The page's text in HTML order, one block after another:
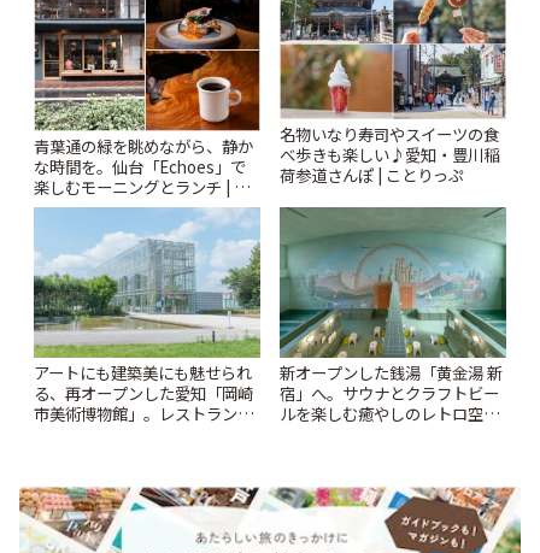
青葉通の緑を眺めながら、静か
な時間を。仙台「Echoes」で
楽しむモーニングとランチ | こ
とりっぷ
名物いなり寿司やスイーツの食
べ歩きも楽しい♪愛知・豊川稲
荷参道さんぽ | ことりっぷ
アートにも建築美にも魅せられ
る、再オープンした愛知「岡崎
市美術博物館」。レストランや
新オープンした銭湯「黄金湯 新
宿」へ。サウナとクラフトビー
ルを楽しむ癒やしのレトロ空間